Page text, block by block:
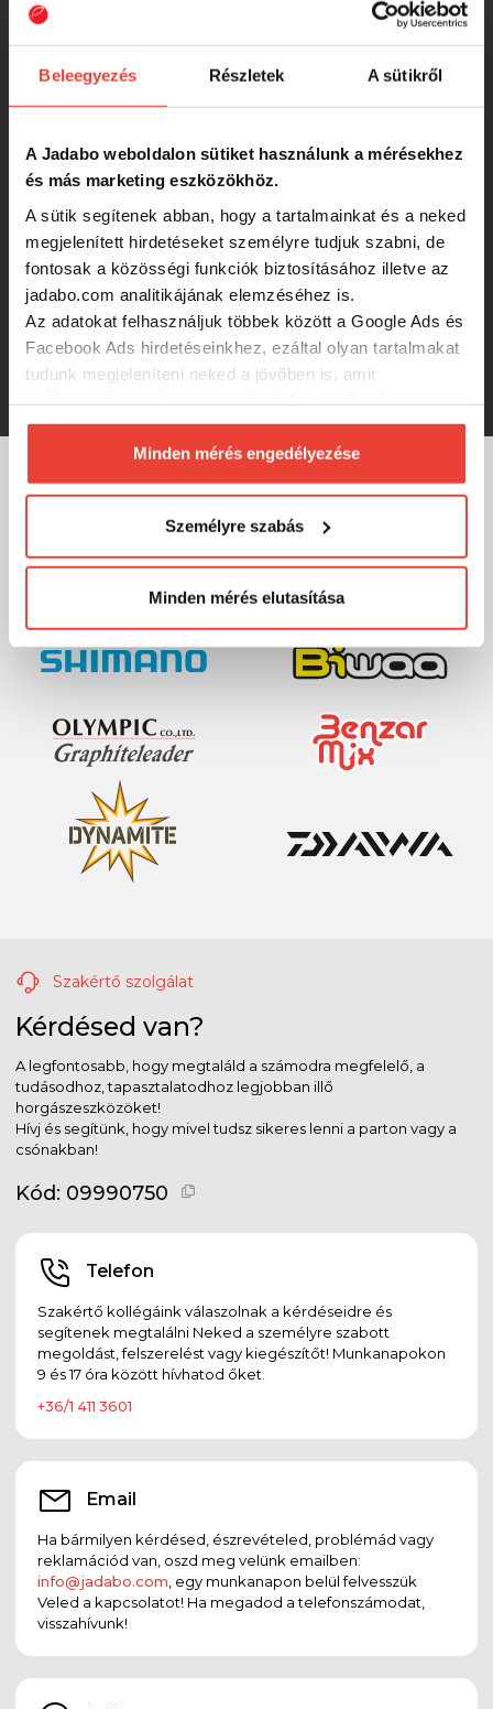
Beleegyezés Részletek A sütikről
A Jadabo weboldalon sütiket használunk a mérésekhez
és más marketing eszközökhöz.
A sütik segítenek abban, hogy a tartalmainkat és a neked
megjelenített hirdetéseket személyre tudjuk szabni, de
fontosak a közösségi funkciók biztosításához illetve az
jadabo.com analitikájának elemzéséhez is.
Az adatokat felhasználjuk többek között a Google Ads és
Facebook Ads hirdetéseinkhez, ezáltal olyan tartalmakat
tudunk megjeleníteni neked a jövőben is, amit
biztosításához arra kérünk, hogy engedd meg
számunkra minden mérés használatát.
Természetesensoha semmilyen formában nem fogunk
megváltoztathatod a döntésed ezzel kapcsolatban.
Előre is köszönjük!
Minden mérés engedélyezése
Személyre szabás
Minden mérés elutasítása
3 630 Ft
wobbler
3 630 Ft
Gunki Gamera Slim 11,5cm SP MR
Night Special wobbler
-20% 3 564 Ft
MÁRKÁINK
Szakértő szolgálat
Kérdésed van?
A legfontosabb, hogy megtaláld a számodra megfelelő, a
tudásodhoz, tapasztalatodhoz legjobban illő
horgászeszközöket!
Hívj és segítünk, hogy mivel tudsz sikeres lenni a parton vagy a
csónakban!
Kód: 09990750
Telefon
Szakértő kollégáink válaszolnak a kérdéseidre és
segítenek megtalálni Neked a személyre szabott
megoldást, felszerelést vagy kiegészítőt! Munkanapokon
9 és 17 óra között hívhatod őket.
+36/1 411 3601
Email
Ha bármilyen kérdésed, észrevételed, problémád vagy
reklamációd van, oszd meg velünk emailben:
info@jadabo.com , egy munkanapon belül felvesszük
Veled a kapcsolatot! Ha megadod a telefonszámodat,
visszahívunk!